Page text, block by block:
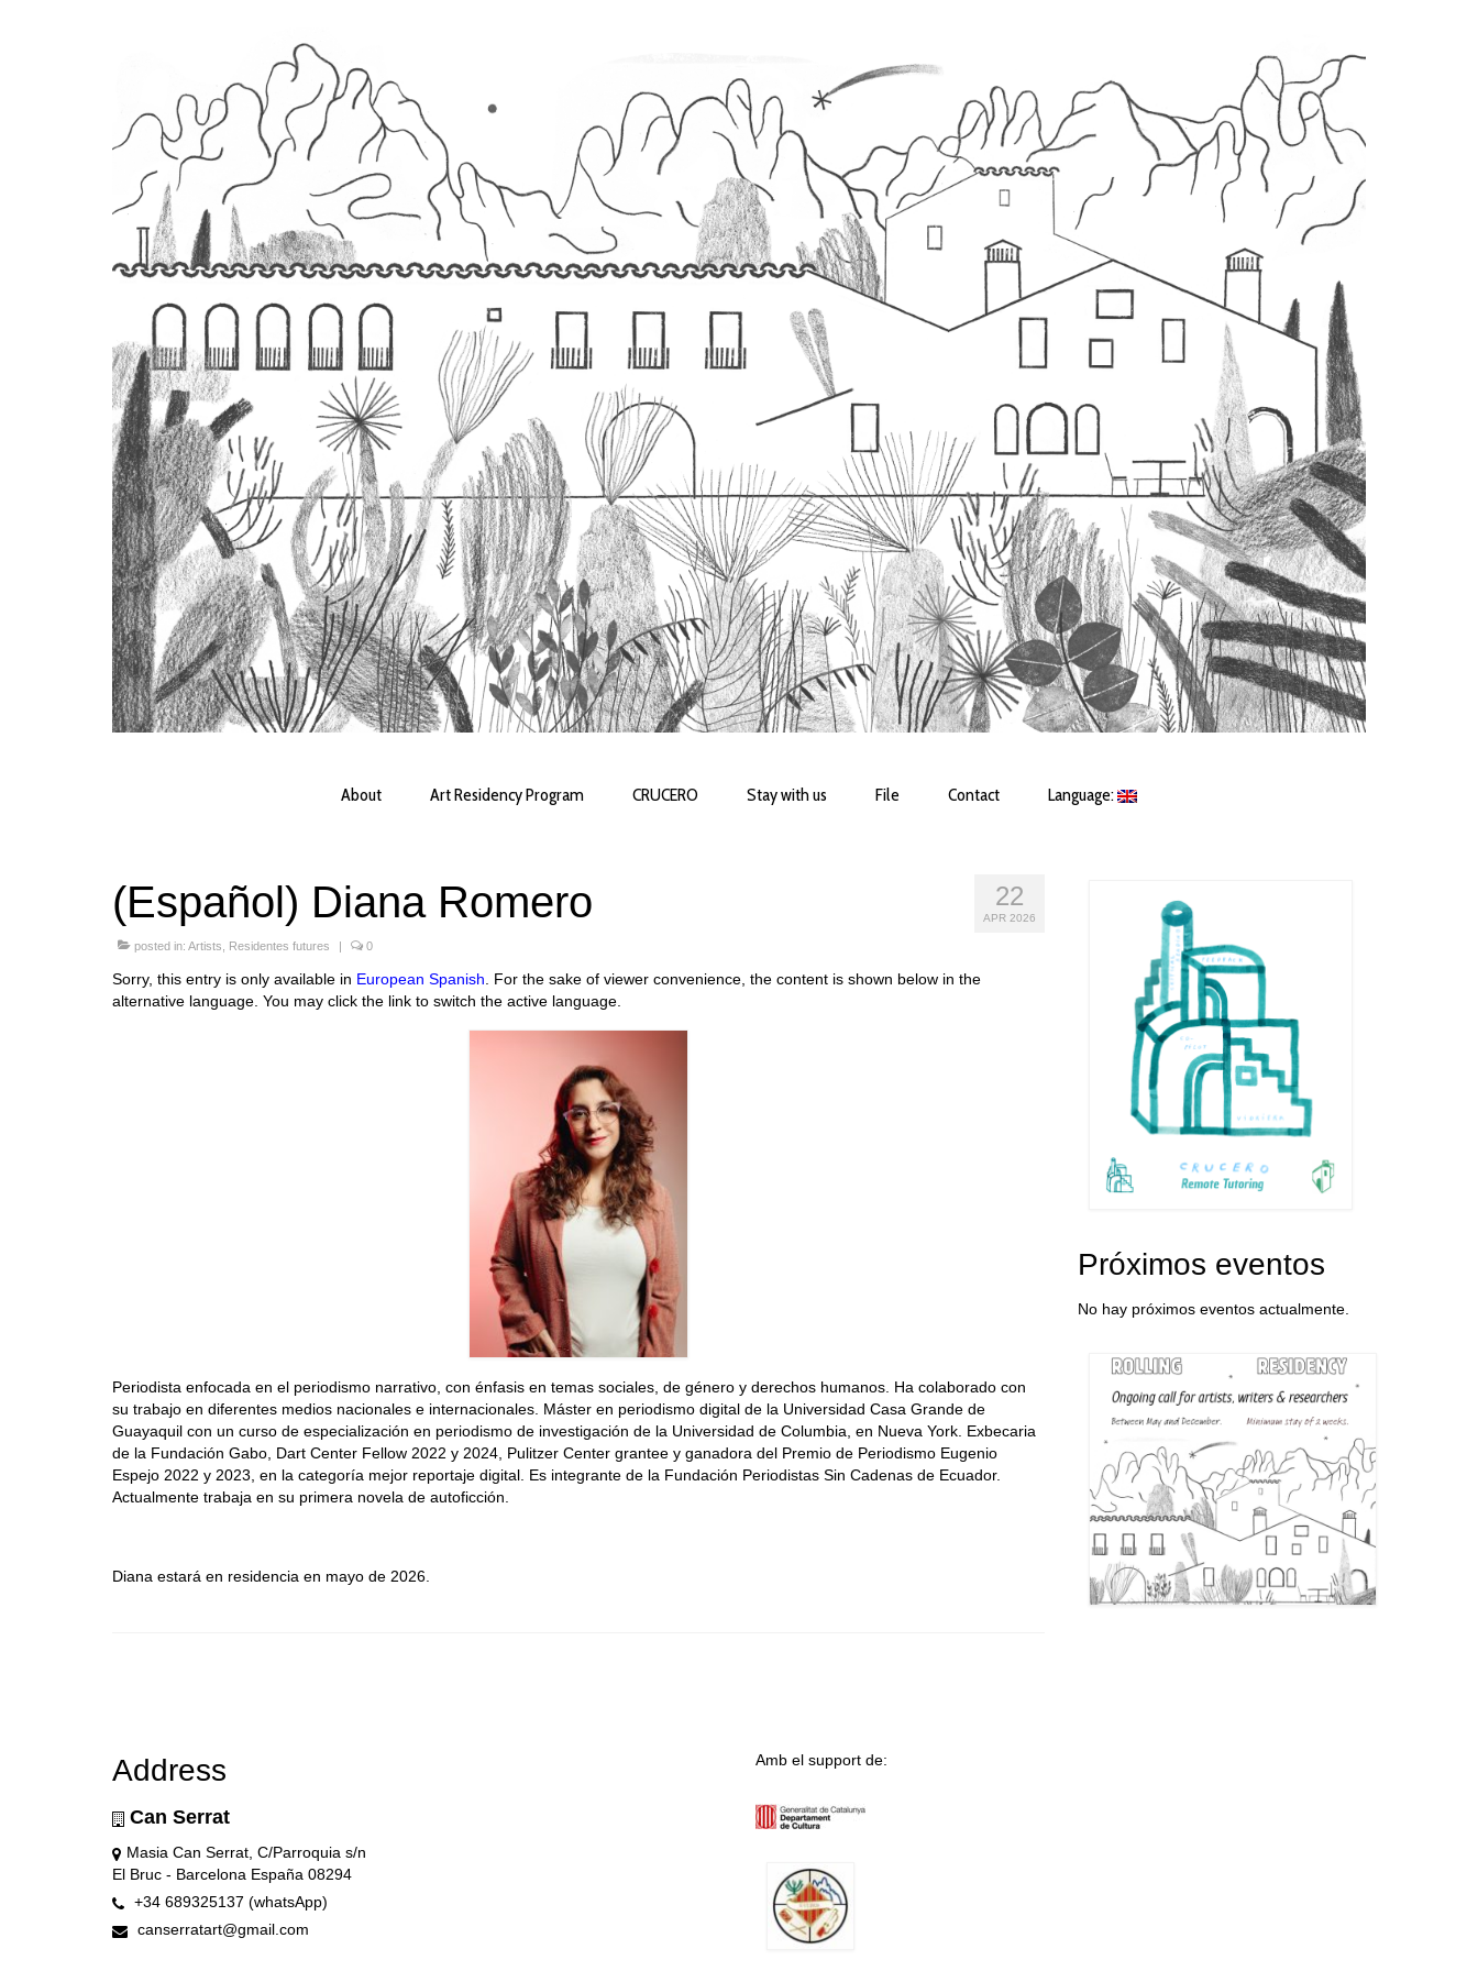
About Art Residency Program CRUCERO Stay with us File Contact Language:
22
APR 2026
(Español) Diana Romero
posted in: Artists Residentes futures 0
Sorry, this entry is only available in European Spanish. For the sake of viewer convenience, the content is shown below in the
alternative language. You may click the link to switch the active language.
Periodista enfocada en el periodismo narrativo, con énfasis en temas sociales, de género y derechos humanos. Ha colaborado con
su trabajo en diferentes medios nacionales e internacionales. Máster en periodismo digital de la Universidad Casa Grande de
Guayaquil con un curso de especialización en periodismo de investigación de la Universidad de Columbia, en Nueva York. Exbecaria
de la Fundación Gabo, Dart Center Fellow 2022 y 2024, Pulitzer Center grantee y ganadora del Premio de Periodismo Eugenio
Espejo 2022 y 2023, en la categoría mejor reportaje digital. Es integrante de la Fundación Periodistas Sin Cadenas de Ecuador.
Actualmente trabaja en su primera novela de autoficción.
Diana estará en residencia en mayo de 2026.
Próximos eventos
No hay próximos eventos actualmente.
Address
Can Serrat
Masia Can Serrat, C/Parroquia s/n
El Bruc - Barcelona España 08294
+34 689325137 (whatsApp)
canserratart@gmail.com
Amb el support de: